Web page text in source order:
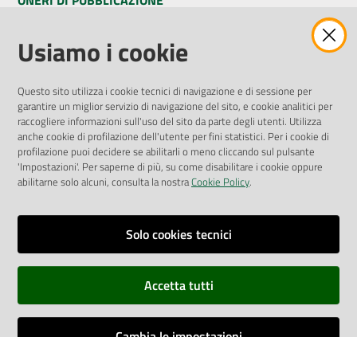
Amministrazione Trasparente
Pubblicità legale
Privacy Policy
Attuazione Misure PNRR
Liste di Attesa
ENTI, IMPRESE E PARTNER
Fatturazione Elettronica
Richiesta Patrocinio
Dichiarazione di Accessibilità
Usiamo i cookie
Questo sito utilizza i cookie tecnici di navigazione e di sessione per
garantire un miglior servizio di navigazione del sito, e cookie analitici per
raccogliere informazioni sull'uso del sito da parte degli utenti. Utilizza
anche cookie di profilazione dell'utente per fini statistici. Per i cookie di
profilazione puoi decidere se abilitarli o meno cliccando sul pulsante
'Impostazioni'. Per saperne di più, su come disabilitare i cookie oppure
abilitarne solo alcuni, consulta la nostraCookie Policy.
Solo cookies tecnici
Accetta tutti